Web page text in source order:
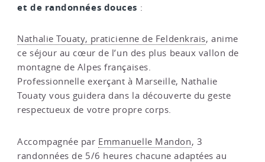
et de randonnées douces :
Nathalie Touaty, praticienne de Feldenkrais, anime
ce séjour au cœur de l’un des plus beaux vallon de
montagne de Alpes françaises.
Professionnelle exerçant à Marseille, Nathalie
Touaty vous guidera dans la découverte du geste
respectueux de votre propre corps.
Accompagnée par Emmanuelle Mandon, 3
randonnées de 5/6 heures chacune adaptées au